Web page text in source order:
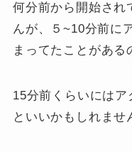
何分前から開始され
んが、５~10分前に
まってたことがある
15分前くらいにはア
といいかもしれませ